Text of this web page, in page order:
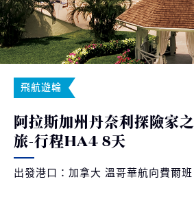
飛航遊輪
阿拉斯加州丹奈利探險家之
旅-行程HA4 8天
出發港口：加拿大 溫哥華航向費爾班